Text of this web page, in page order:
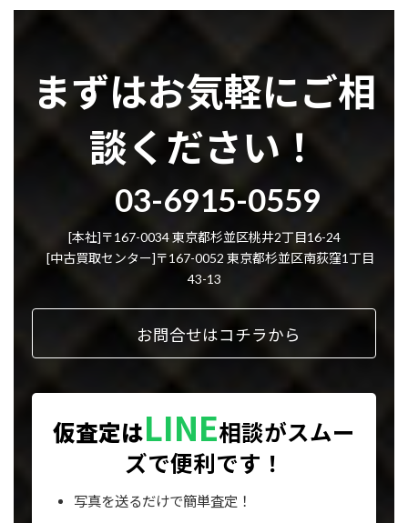
まずはお気軽にご相
談ください！
03-6915-0559
[本社]〒167-0034 東京都杉並区桃井2丁目16-24
[中古買取センター]〒167-0052 東京都杉並区南荻窪1丁目
43-13
お問合せはコチラから
仮査定はLINE相談がスムー
ズで便利です！
写真を送るだけで簡単査定！